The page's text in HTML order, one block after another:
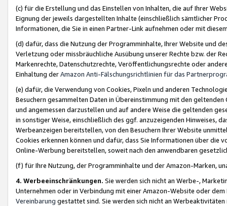
(c) für die Erstellung und das Einstellen von Inhalten, die auf Ihrer
Eignung der jeweils dargestellten Inhalte (einschließlich sämtlicher
Informationen, die Sie in einen Partner-Link aufnehmen oder mit
(d) dafür, dass die Nutzung der Programminhalte, Ihrer Website und
Verletzung oder missbräuchliche Ausübung unserer Rechte bzw. der
Markenrechte, Datenschutzrechte, Veröffentlichungsrechte oder
Einhaltung derAmazon Anti-Fälschungsrichtlinien für das
(e) dafür, die Verwendung von Cookies, Pixeln und anderen
Besuchern gesammelten Daten in Übereinstimmung mit den
und angemessen darzustellen und auf andere Weise die geltenden
in sonstiger Weise, einschließlich des ggf. anzuzeigenden Hinweises,
Werbeanzeigen bereitstellen, von den Besuchern Ihrer Website
Cookies erkennen können und dafür, dass Sie Informationen über die
Online-Werbung bereitstellen, soweit nach den anwendbaren
(f) für Ihre Nutzung, der Programminhalte und der Amazon-Marken,
4. Werbeeinschränkungen. Sie werden sich nicht an Werbe-,
Unternehmen oder in Verbindung mit einer Amazon-Website oder
Vereinbarung gestattet sind. Sie werden sich nicht an